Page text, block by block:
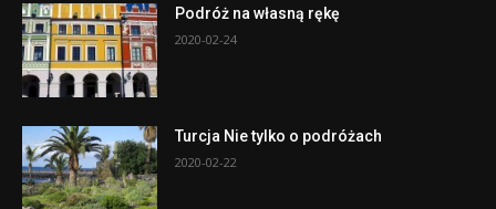
Podróż na własną rękę
2020-02-24
Turcja Nie tylko o podróżach
2020-02-22